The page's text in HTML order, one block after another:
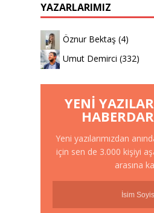
YAZARLARIMIZ
Öznur Bektaş (4)
Umut Demirci (332)
YENI
Yeni yazılarımızdan
için sen de 3.000 kişiyi
arasına